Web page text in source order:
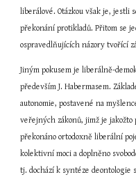
liberálové. Otázkou však je, jestli
překonání protikladů. Přitom se
ospravedlňujících názory tvořící
Jiným pokusem je liberálně-
především J. Habermasem.
autonomie, postavené na
veřejných zákonů, jimž je
překonáno ortodoxně liberální
kolektivní moci a doplněno
tj. dochází k syntéze deontologie